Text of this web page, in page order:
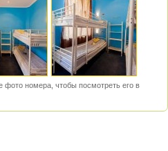
фото номера, чтобы посмотреть его в